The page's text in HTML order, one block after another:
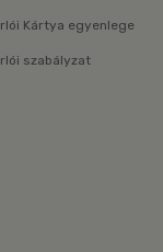
Kártya egyenlege
szabályzat